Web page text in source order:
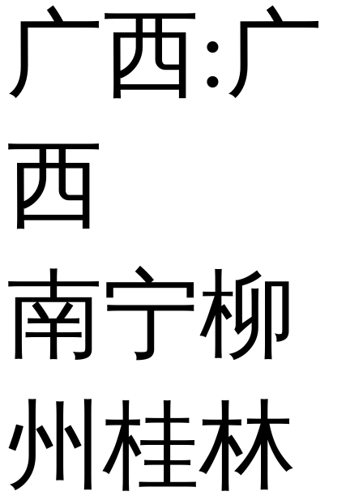
广西:广
西
南宁柳
州桂林